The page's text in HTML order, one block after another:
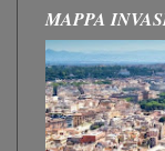
MAPPA